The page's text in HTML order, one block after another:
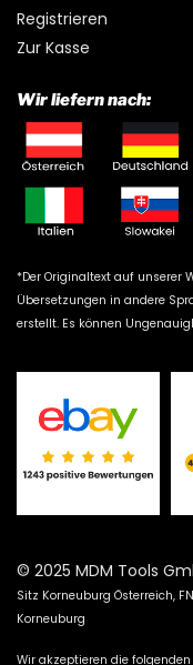
Registrieren
Zur Kasse
Wir liefern nach:
*Der Originaltext auf unserer
Übersetzungen in andere
erstellt. Es können
© 2025 MDM Tools
Sitz Korneuburg Österreich,
Korneuburg
Wir akzeptieren die